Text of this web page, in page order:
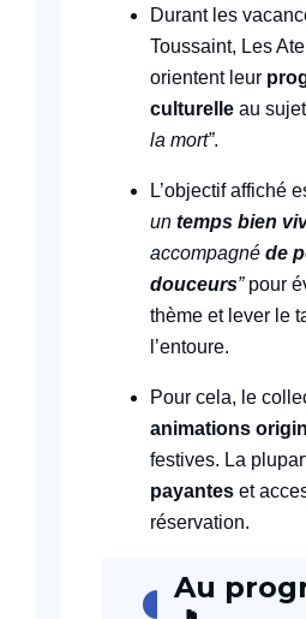
Durant les
Toussaint, Les
orientent leur
culturelle au
la mort”.
L’objectif affiché
un temps bien
accompagné de
douceurs”pour
thème et lever le
l’entoure.
Pour cela, le
animations
festives. La
payantes et
réservation.
Au